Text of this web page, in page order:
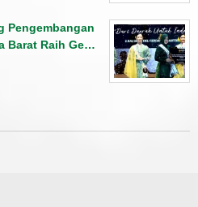
Pengembangan
Barat Raih Ge…